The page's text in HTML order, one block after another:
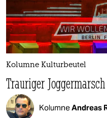
Kolumne Kulturbeutel
Trauriger
KolumneAndreas